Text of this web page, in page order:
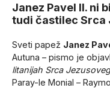
Janez Pavel II. ni
tudi častilec Srca
Sveti papež Janez
Autuna – pismo je
litanijah Srca
Paray-le Monial –